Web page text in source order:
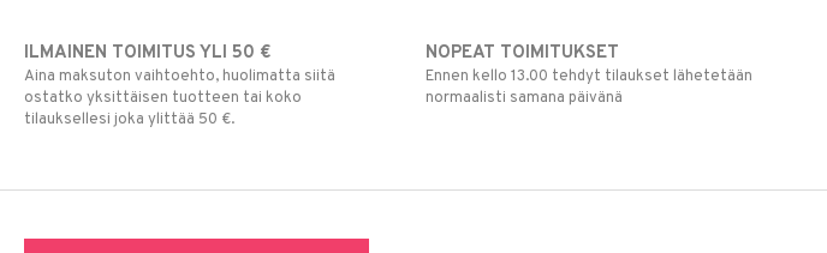
ILMAINEN TOIMITUS YLI 50 €
Aina maksuton vaihtoehto, huolimatta siitä
ostatko yksittäisen tuotteen tai koko
tilauksellesi joka ylittää 50 €.
NOPEAT TOIMITUKSET
Ennen kello 13.00 tehdyt tilaukset lähetetään
normaalisti samana päivänä